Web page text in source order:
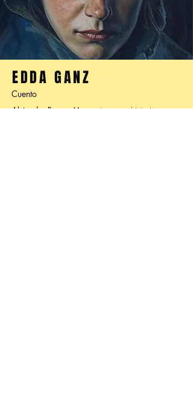
EDDA GANZ
Cuento
Alejandro Ramos M. nos trae una historia que